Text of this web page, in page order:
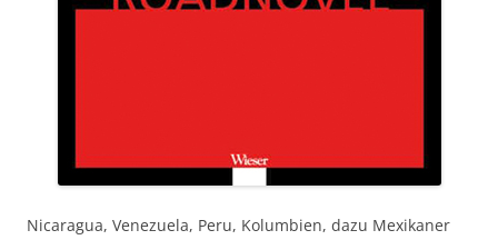
Nicaragua, Venezuela, Peru, Kolumbien, dazu Mexikaner